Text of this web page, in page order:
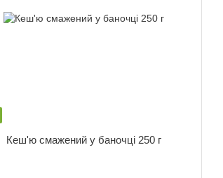
Кеш'ю смажений у баночці 250 г